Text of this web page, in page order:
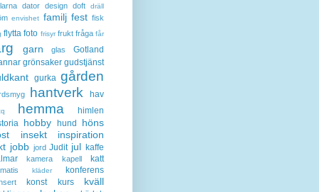
dator design doft dräll
envishet familj fest fisk
flytta foto frisyr frukt fråga får
garn glas
Gotland
grönsaker gudstjänst
gurka gården
hantverk hav
hemma
himlen
hobby hund
höns
insekt
inspiration
jobb jord Judit jul kaffe
kamera kapell katt
kläder konferens
konst kurs kväll